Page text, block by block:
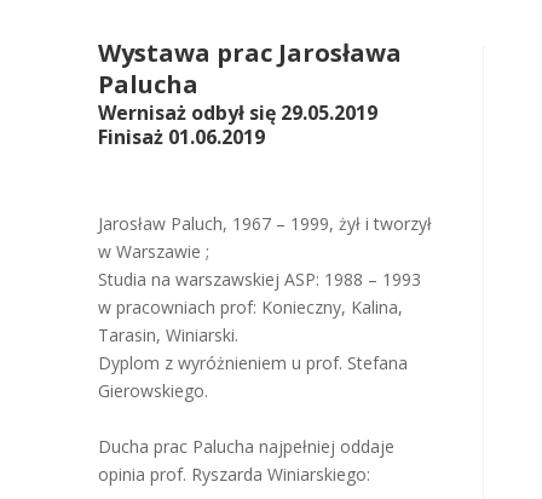
Wystawa prac Jarosława
Palucha
Wernisaż odbył się 29.05.2019
Finisaż 01.06.2019
Jarosław Paluch, 1967 – 1999, żył i tworzył
w Warszawie ;
Studia na warszawskiej ASP: 1988 – 1993
w pracowniach prof: Konieczny, Kalina,
Tarasin, Winiarski.
Dyplom z wyróżnieniem u prof. Stefana
Gierowskiego.
Ducha prac Palucha najpełniej oddaje
opinia prof. Ryszarda Winiarskiego: